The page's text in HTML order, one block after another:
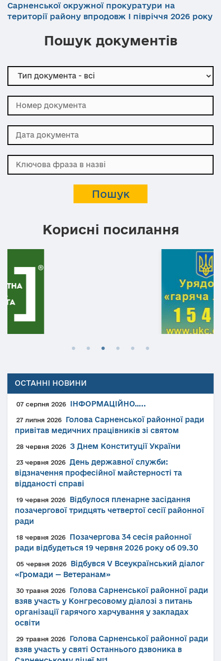
Сарненської окружної прокуратури на
території району впродовж І півріччя 2026 року
Пошук документів
Корисні посилання
ОСТАННІ НОВИНИ
07 серпня 2026 ІНФОРМАЦІЙНО…..
27 липня 2026
Голова Сарненської районної ради
привітав медичних працівників зі святом
28 червня 2026 З Днем Конституції України
23 червня 2026 День державної служби:
відзначення професійної майстерності та
відданості справі
19 червня 2026
Відбулося пленарне засідання
позачергової тридцять четвертої сесії районної
ради
18 червня 2026
Позачергова 34 сесія районної
ради відбудеться 19 червня 2026 року об 09.30
05 червня 2026
Відбувся V Всеукраїнський діалог
«Громади — Ветеранам»
30 травня 2026
Голова Сарненської районної ради
взяв участь у Конгресовому діалозі з питань
організації гарячого харчування у закладах
освіти
29 травня 2026
Голова Сарненської районної ради
взяв участь у святі Останнього дзвоника в